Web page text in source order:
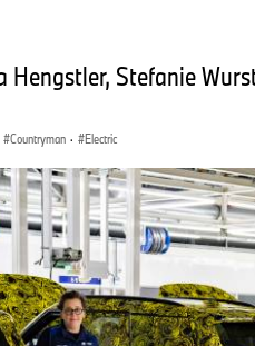
Hengstler, Stefanie
Countryman · Electric